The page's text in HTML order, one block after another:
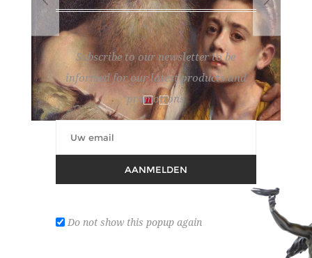
VAN DER OUDERAA PIET
Subscribe to our newsletter to be
informed for our latest products and
promotions
AANMELDEN
Do not show this popup again